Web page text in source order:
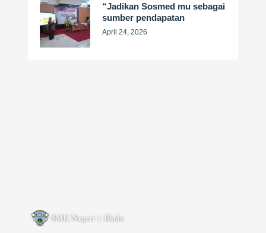
“Jadikan Sosmed mu sebagai
sumber pendapatan
April 24, 2026